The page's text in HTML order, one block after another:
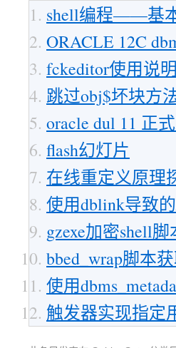
shell编程——基
ORACLE 12C
fckeditor使用说明
跳过obj$坏块方
oracle dul 11 正
flash幻灯片
在线重定义原理
使用dblink导致
gzexe加密shell脚
bbed_wrap脚本
使用
触发器实现指定